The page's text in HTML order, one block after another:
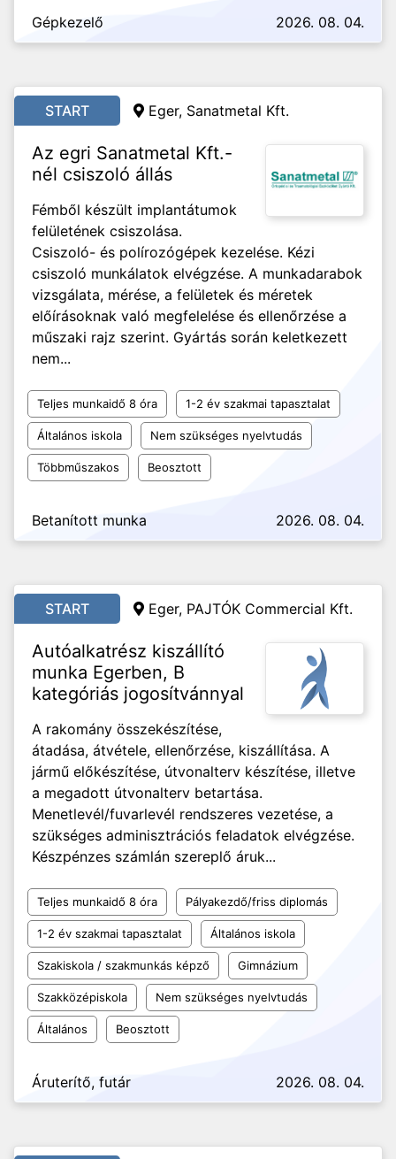
Gépkezelő 2026. 08. 04.
START Eger, Sanatmetal Kft.
Az egri Sanatmetal Kft.-
nél csiszoló állás
Fémből készült implantátumok
felületének csiszolása.
Csiszoló- és polírozógépek kezelése. Kézi
csiszoló munkálatok elvégzése. A munkadarabok
vizsgálata, mérése, a felületek és méretek
előírásoknak való megfelelése és ellenőrzése a
műszaki rajz szerint. Gyártás során keletkezett
nem...
Teljes munkaidő 8 óra 1-2 év szakmai tapasztalat
Általános iskola Nem szükséges nyelvtudás
Többműszakos Beosztott
Betanított munka 2026. 08. 04.
START Eger, PAJTÓK Commercial Kft.
Autóalkatrész kiszállító
munka Egerben, B
kategóriás jogosítvánnyal
A rakomány összekészítése,
átadása, átvétele, ellenőrzése, kiszállítása. A
jármű előkészítése, útvonalterv készítése, illetve
a megadott útvonalterv betartása.
Menetlevél/fuvarlevél rendszeres vezetése, a
szükséges adminisztrációs feladatok elvégzése.
Készpénzes számlán szereplő áruk...
Teljes munkaidő 8 óra Pályakezdő/friss diplomás
1-2 év szakmai tapasztalat Általános iskola
Szakiskola / szakmunkás képző Gimnázium
Szakközépiskola Nem szükséges nyelvtudás
Általános Beosztott
Áruterítő, futár 2026. 08. 04.